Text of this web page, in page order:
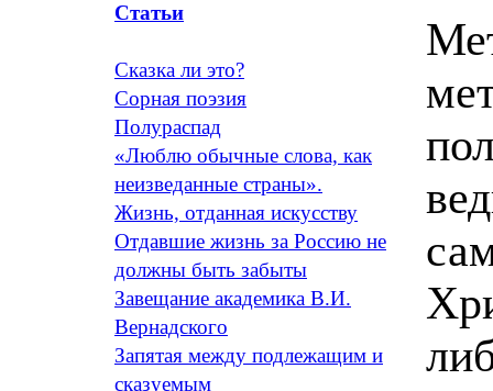
Статьи
Сказка ли это?
Сорная поэзия
Полураспад
«Люблю обычные слова, как
неизведанные страны».
Жизнь, отданная искусству
Отдавшие жизнь за Россию не
должны быть забыты
Завещание академика В.И.
Вернадского
Запятая между подлежащим и
сказуемым